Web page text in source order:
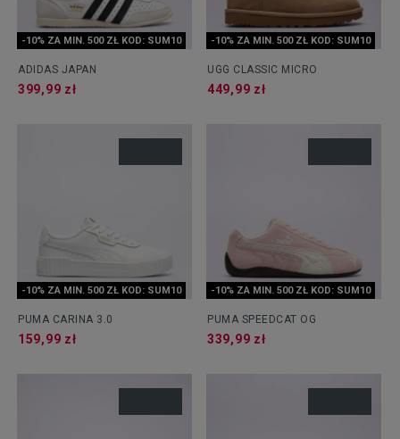
-10% ZA MIN. 500 ZŁ KOD: SUM10
ADIDAS JAPAN
399,99 zł
-10% ZA MIN. 500 ZŁ KOD: SUM10
UGG CLASSIC MICRO
449,99 zł
-10% ZA MIN. 500 ZŁ KOD: SUM10
PUMA CARINA 3.0
159,99 zł
-10% ZA MIN. 500 ZŁ KOD: SUM10
PUMA SPEEDCAT OG
339,99 zł